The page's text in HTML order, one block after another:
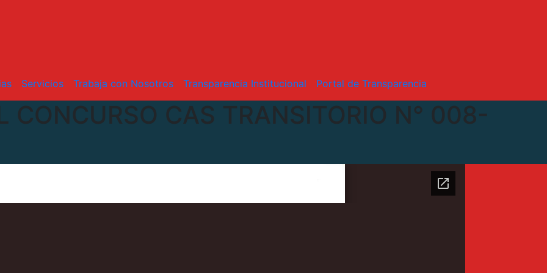
Servicios Trabaja con Nosotros Transparencia Institucional Portal de Transparencia
CONCURSO CAS TRANSITORIO N° 008-